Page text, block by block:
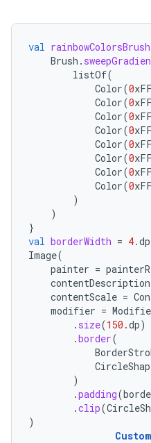
val rainbowColorsBrush
Brush .
listOf(
Color(0
Color(0
Color(0
Color(0
Color(0
Color(0
Color(0
Color(0
)
)
}
val borderWidth = 4.dp
Image(
painter =
contentDescription
contentScale =
modifier =
. size(150.dp)
.border(
)
.padding(
.clip(
)